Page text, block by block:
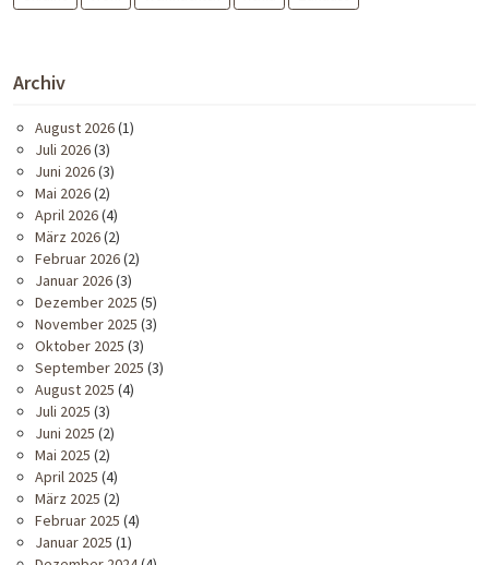
Archiv
August 2026(1)
Juli 2026(3)
Juni 2026(3)
Mai 2026(2)
April 2026(4)
März 2026(2)
Februar 2026(2)
Januar 2026(3)
Dezember 2025 (5)
November 2025 (3)
Oktober 2025 (3)
September 2025 (3)
August 2025 (4)
Juli 2025 (3)
Juni 2025 (2)
Mai 2025 (2)
April 2025 (4)
März 2025 (2)
Februar 2025 (4)
Januar 2025 (1)